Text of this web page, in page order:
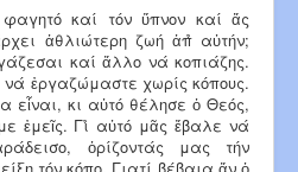
καί τόν ὕπνον καί ἄς
ἀθλιώτερη ζωή ἀπ̉ αὐτήν;
καί ἄλλο νά κοπιάζης.
ἐργαζώμαστε χωρίς κόπους.
εἶναι, κι αὐτό θέλησε ὁ Θεός,
ἐμεῖς. Γι̉ αὐτό μᾶς ἔβαλε νά
ὁρίζοντάς μας τήν